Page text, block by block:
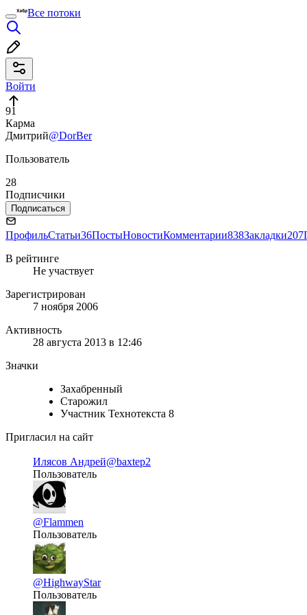
Все потоки
Войти
91
Карма
Дмитрий@DorBer
Пользователь
28
Подписчики
Подписаться
ПрофильСтатьи36ПостыНовостиКомментарии838Закладки207
В рейтинге
Не участвует
Зарегистрирован
7 ноября 2006
Активность
28 августа 2013 в 12:46
Значки
Захабренный
Старожил
Участник Технотекста 8
Пригласил на сайт
Илясов Андрей@baxtep2
Пользователь
@Flammen
Пользователь
@HighwayStar
Пользователь